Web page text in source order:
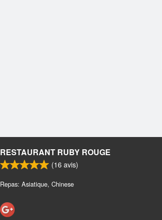
RESTAURANT RUBY ROUGE
(16avis)
Repas: Asiatique, Chinese